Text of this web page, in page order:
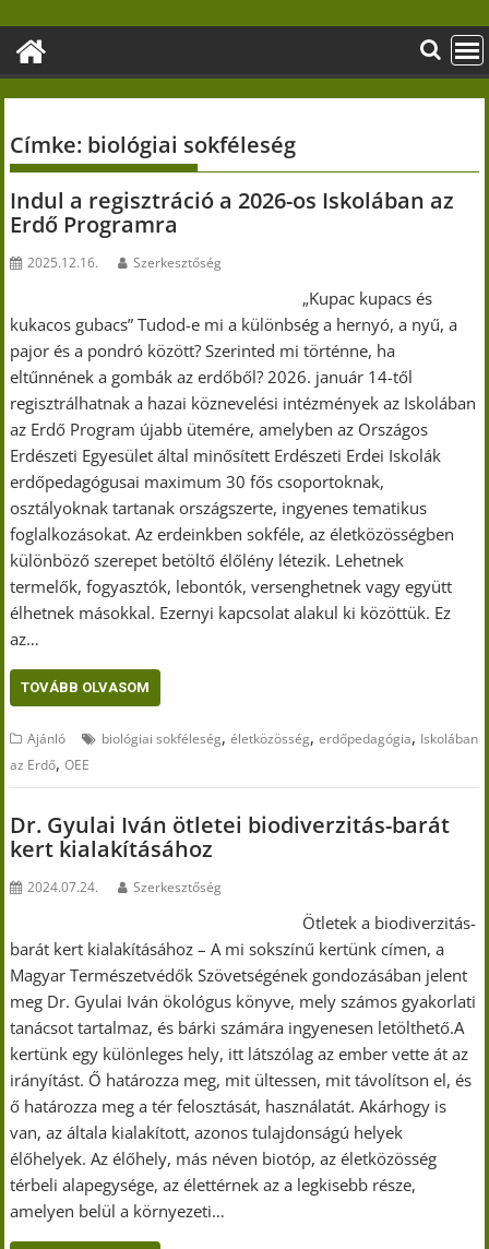
content
Címke: biológiai sokféleség
Indul a regisztráció a 2026-os Iskolában az
Erdő Programra
2025.12.16. Szerkesztőség
„Kupac kupacs és
kukacos gubacs” Tudod-e mi a különbség a hernyó, a nyű, a
pajor és a pondró között? Szerinted mi történne, ha
eltűnnének a gombák az erdőből? 2026. január 14-től
regisztrálhatnak a hazai köznevelési intézmények az Iskolában
az Erdő Program újabb ütemére, amelyben az Országos
Erdészeti Egyesület által minősített Erdészeti Erdei Iskolák
erdőpedagógusai maximum 30 fős csoportoknak,
osztályoknak tartanak országszerte, ingyenes tematikus
foglalkozásokat. Az erdeinkben sokféle, az életközösségben
különböző szerepet betöltő élőlény létezik. Lehetnek
termelők, fogyasztók, lebontók, versenghetnek vagy együtt
élhetnek másokkal. Ezernyi kapcsolat alakul ki közöttük. Ez
az…
TOVÁBB OLVASOM
Ajánló biológiai sokféleség,életközösség,erdőpedagógia, Iskolában
az Erdő,OEE
Dr. Gyulai Iván ötletei biodiverzitás-barát
kert kialakításához
2024.07.24. Szerkesztőség
Ötletek a biodiverzitás-
barát kert kialakításához – A mi sokszínű kertünk címen, a
Magyar Természetvédők Szövetségének gondozásában jelent
meg Dr. Gyulai Iván ökológus könyve, mely számos gyakorlati
tanácsot tartalmaz, és bárki számára ingyenesen letölthető.A
kertünk egy különleges hely, itt látszólag az ember vette át az
irányítást. Ő határozza meg, mit ültessen, mit távolítson el, és
ő határozza meg a tér felosztását, használatát. Akárhogy is
van, az általa kialakított, azonos tulajdonságú helyek
élőhelyek. Az élőhely, más néven biotóp, az életközösség
térbeli alapegysége, az élettérnek az a legkisebb része,
amelyen belül a környezeti…